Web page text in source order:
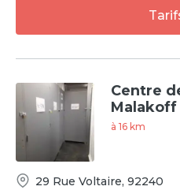
Centre
Malakoff
à 16 km
29 Rue Voltaire, 92240